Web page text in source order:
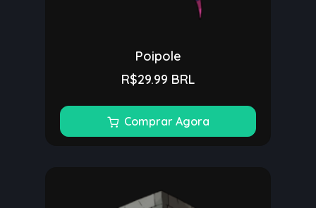
Poipole
R$29.99 BRL
Comprar Agora